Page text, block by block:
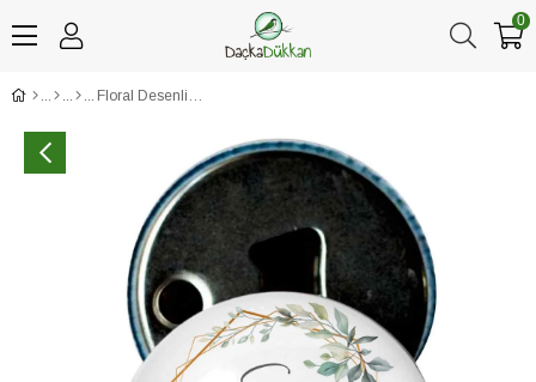
0
Floral Desenli Magnetli Kapak Açacağı Nikah Hediyeliği